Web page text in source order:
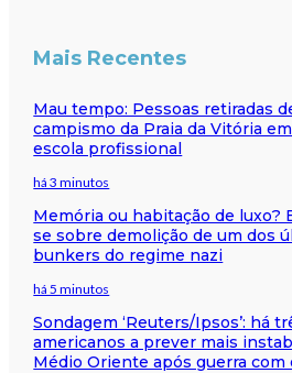
Mais Recentes
Mau tempo: Pessoas retiradas
campismo da Praia da Vitória
escola profissional
há 3 minutos
Memória ou habitação de luxo?
se sobre demolição de um dos
bunkers do regime nazi
há 5 minutos
Sondagem ‘Reuters/Ipsos’: há
americanos a prever mais
Médio Oriente após guerra com